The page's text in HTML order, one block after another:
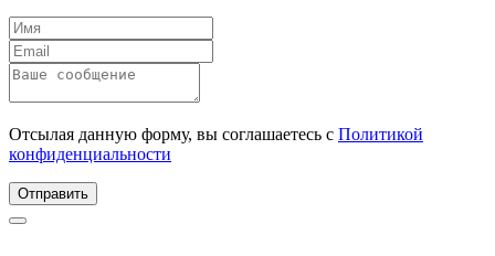
Отсылая данную форму, вы соглашаетесь с Политикой
конфиденциальности
Отправить